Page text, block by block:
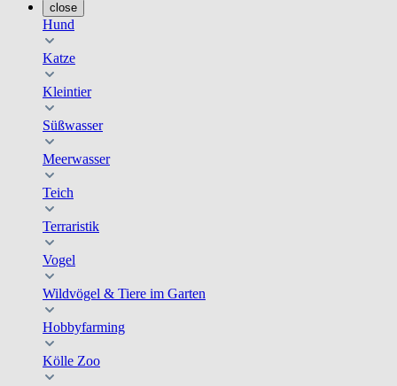
close
Hund
Katze
Kleintier
Süßwasser
Meerwasser
Teich
Terraristik
Vogel
Wildvögel & Tiere im Garten
Hobbyfarming
Kölle Zoo